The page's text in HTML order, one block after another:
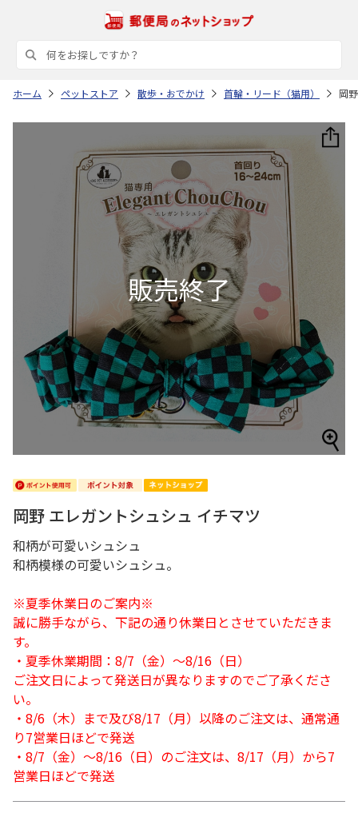
ホーム ペットストア 散歩・おでかけ 首輪・リード（猫用） 岡
岡野 エレガントシュシュ イチマツ
和柄が可愛いシュシュ
和柄模様の可愛いシュシュ。
※夏季休業日のご案内※
誠に勝手ながら、下記の通り休業日とさせていただきま
す。
・夏季休業期間：8/7（金）～8/16（日）
ご注文日によって発送日が異なりますのでご了承くださ
い。
・8/6（木）まで及び8/17（月）以降のご注文は、通常通
り7営業日ほどで発送
・8/7（金）～8/16（日）のご注文は、8/17（月）から7
営業日ほどで発送